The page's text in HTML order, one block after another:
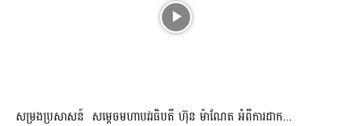
សម្រងប្រសាសន៍ សម្ដេចមហាបវរធិបតី ហ៊ុន ម៉ាណែត អំពីការដាក...